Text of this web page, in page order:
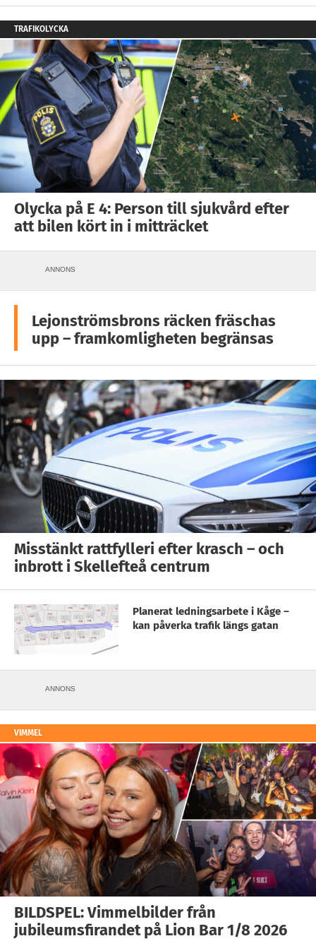
TRAFIKOLYCKA
Olycka på E 4: Person till sjukvård efter
att bilen kört in i mitträcket
ANNONS
Lejonströmsbrons räcken fräschas
upp – framkomligheten begränsas
Misstänkt rattfylleri efter krasch – och
inbrott i Skellefteå centrum
Planerat ledningsarbete i Kåge –
kan påverka trafik längs gatan
ANNONS
VIMMEL
BILDSPEL: Vimmelbilder från
jubileumsfirandet på Lion Bar 1/8 2026